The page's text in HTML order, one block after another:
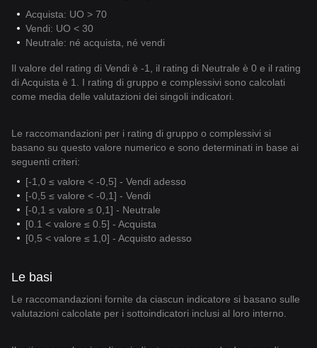
Acquista: UO > 70
Vendi: UO < 30
Neutrale: né acquista, né vendi
Il valore del rating di Vendi è -1, il rating di Neutrale è 0 e il rating
di Acquista è 1. I rating di gruppo e complessivi sono calcolati
come media delle valutazioni dei singoli indicatori.
Le raccomandazioni per i rating di gruppo o complessivi si
basano su questo valore numerico e sono determinati in base ai
seguenti criteri:
[-1,0 ≤ valore < -0,5] - Vendi adesso
[-0,5 ≤ valore < -0,1] - Vendi
[-0,1 ≤ valore ≤ 0,1] - Neutrale
[0.1 < valore ≤ 0.5] - Acquista
[0,5 < valore ≤ 1,0] - Acquisto adesso
Le basi
Le raccomandazioni fornite da ciascun indicatore si basano sulle
valutazioni calcolate per i sottoindicatori inclusi al loro interno.